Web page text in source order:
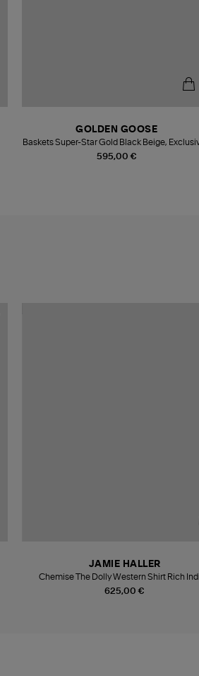
595,00 €
GOLDEN GOOSE
Baskets Super-Star Gold Black Beige,
Lulli
625,00 €
JAMIE HALLER
Chemise The Dolly Western Shirt Rich